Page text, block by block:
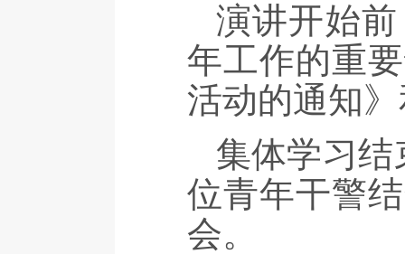
演讲开始
年工作的重
活动的通知
集体学习
位青年干警
会。